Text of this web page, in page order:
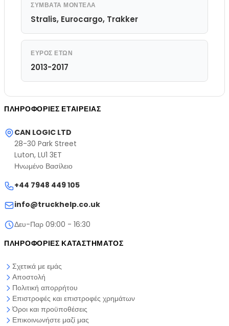
ΣΥΜΒΑΤΆ ΜΟΝΤΈΛΑ
Stralis, Eurocargo, Trakker
ΕΎΡΟΣ ΕΤΏΝ
2013-2017
ΠΛΗΡΟΦΟΡΊΕΣ ΕΤΑΙΡΕΊΑΣ
CAN LOGIC LTD
28-30 Park Street
Luton, LU1 3ET
Ηνωμένο Βασίλειο
+44 7948 449 105
info@truckhelp.co.uk
Δευ-Παρ 09:00 - 16:30
ΠΛΗΡΟΦΟΡΊΕΣ ΚΑΤΑΣΤΉΜΑΤΟΣ
Σχετικά με εμάς
Αποστολή
Πολιτική απορρήτου
Επιστροφές και επιστροφές χρημάτων
Όροι και προϋποθέσεις
Επικοινωνήστε μαζί μας